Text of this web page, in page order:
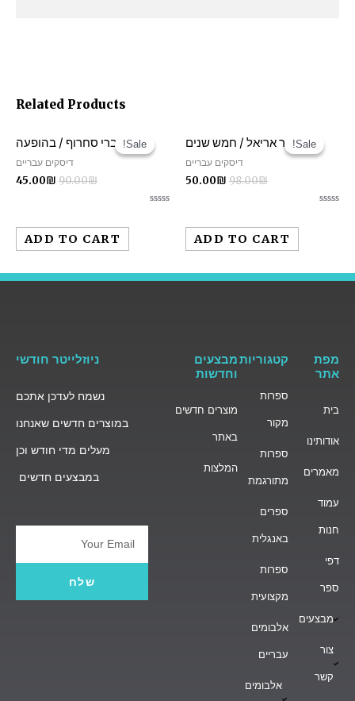
Related Products
Sale!
Sale!מאיר אריאל / חמש שנים
דיסקים עבריים
98.00₪
50.00₪
ADD TO CART
Sale!
Sale! ברי סחרוף / בהופעה
דיסקים עבריים
90.00₪
45.00₪
ADD TO CART
מפת
אתר
בית
אודותינו
מאמרים
עמוד
חנות
דפי
ספר
מבצעים
צור
קשר
קטגוריות
ספרות
מקור
ספרות
מתורגמת
ספרים
באנגלית
ספרות
מקצועית
אלבומים
עבריים
אלבומים
מבצעים
וחדשות
מוצרים חדשים
באתר
המלצות
ניוזלייטר חודשי
נשמח לעדכן אתכם
במוצרים חדשים שאנחנו
מעלים מדי חודש וכן
במבצעים חדשים
Email
שלח